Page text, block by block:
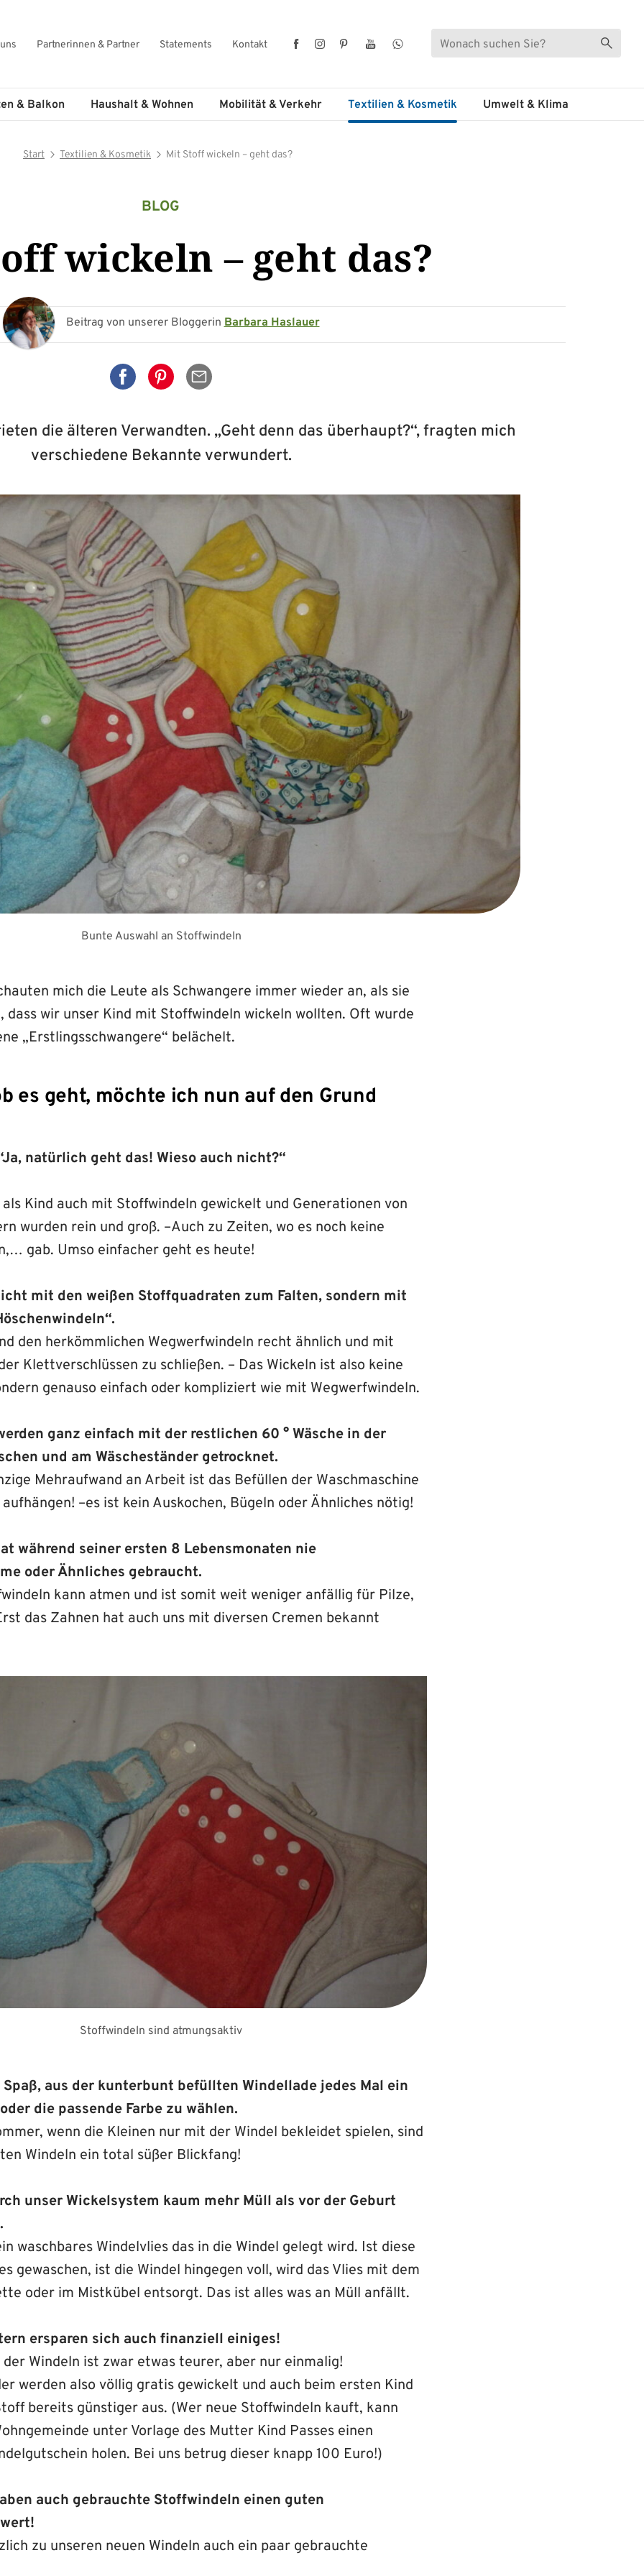
Partnerinnen & Partner Statements Kontakt Facebook
Instagram
Pinterest
YouTubeWhatsApp
Suche Suche
& Balkon Haushalt & Wohnen Mobilität & Verkehr Textilien & Kosmetik Umwelt & Klima
Start Textilien & Kosmetik Mit Stoff wickeln – geht das?
BLOG
wickeln – geht das?
Beitrag von unserer BloggerinBarbara Haslauer
Auf Facebook teilen
Auf Pinterest teilen
Per Mail senden
die älteren Verwandten. „Geht denn das überhaupt?“, fragten mich
verschiedene Bekannte verwundert.
Bunte Auswahl an Stoffwindeln
mich die Leute als Schwangere immer wieder an, als sie
dass wir unser Kind mit Stoffwindeln wickeln wollten. Oft wurde
„Erstlingsschwangere“ belächelt.
es geht, möchte ich nun auf den Grund
natürlich geht das! Wieso auch nicht?“
Kind auch mit Stoffwindeln gewickelt und Generationen von
wurden rein und groß. –Auch zu Zeiten, wo es noch keine
gab. Umso einfacher geht es heute!
mit den weißen Stoffquadraten zum Falten, sondern mit
den herkömmlichen Wegwerfwindeln recht ähnlich und mit
Klettverschlüssen zu schließen. – Das Wickeln ist also keine
genauso einfach oder kompliziert wie mit Wegwerfwindeln.
ganz einfach mit der restlichen 60 ° Wäsche in der
und am Wäscheständer getrocknet.
Mehraufwand an Arbeit ist das Befüllen der Waschmaschine
–es ist kein Auskochen, Bügeln oder Ähnliches nötig!
während seiner ersten 8 Lebensmonaten nie
oder Ähnliches gebraucht.
kann atmen und ist somit weit weniger anfällig für Pilze,
das Zahnen hat auch uns mit diversen Cremen bekannt
Stoffwindeln sind atmungsaktiv
aus der kunterbunt befüllten Windellade jedes Mal ein
die passende Farbe zu wählen.
wenn die Kleinen nur mit der Windel bekleidet spielen, sind
Windeln ein total süßer Blickfang!
unser Wickelsystem kaum mehr Müll als vor der Geburt
waschbares Windelvlies das in die Windel gelegt wird. Ist diese
gewaschen, ist die Windel hingegen voll, wird das Vlies mit dem
oder im Mistkübel entsorgt. Das ist alles was an Müll anfällt.
ersparen sich auch finanziell einiges!
Windeln ist zwar etwas teurer, aber nur einmalig!
werden also völlig gratis gewickelt und auch beim ersten Kind
bereits günstiger aus. (Wer neue Stoffwindeln kauft, kann
unter Vorlage des Mutter Kind Passes einen
holen. Bei uns betrug dieser knapp 100 Euro!)
auch gebrauchte Stoffwindeln einen guten
zu unseren neuen Windeln auch ein paar gebrauchte